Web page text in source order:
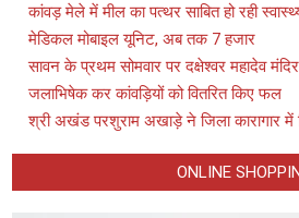
कांवड़ मेले में मील का पत्थर साबित हो रही
मेडिकल मोबाइल यूनिट, अब तक 7 हजार
सावन के प्रथम सोमवार पर दक्षेश्वर महादेव
जलाभिषेक कर कांवड़ियों को वितरित किए फल
श्री अखंड परशुराम अखाड़े ने जिला कारागार
ONLINE